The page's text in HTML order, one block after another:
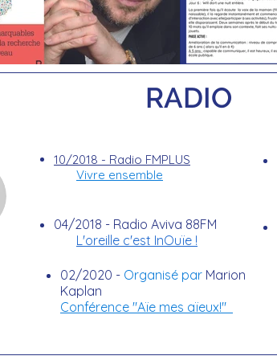
RADIO
10/2018 - Radio FMPLUS
Vivre ensemble
04/2018 - Radio Aviva 88FM
L'oreille c'est InOuïe !
02/2020 - Organisé par Marion
Kaplan
Conférence "Aïe mes aïeux!"